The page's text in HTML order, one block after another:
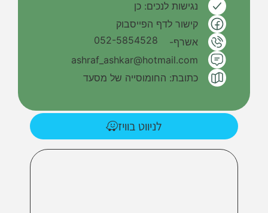
נגישות לנכים: כן
קישור לדף הפייסבוק
אשרף-
052-5854528
ashraf_ashkar@hotmail.com
כתובת: החומוסייה של מסעד
לניווט בוויז